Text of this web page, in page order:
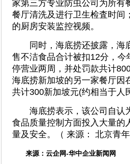
家第三方专业防虫公司为所有
餐厅清洗及进行卫生检査时间
的厨房安装监控视频。
同时，海底捞还披露，海
售不洁食品合计被扣12分，
停营业两周，并处罚款共计
海底捞新加坡的另一家餐厅因
共计300新加坡元(约相当于人
海底捞表示，该公司自认
食品质量控制方面投入大量的
量及安全。（ 来源： 北京青
来源： 云企网-华中企业新闻网